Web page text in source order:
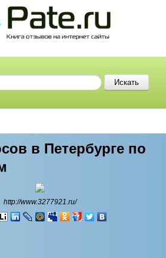
в Петербурге по
http://www.3277921.ru/